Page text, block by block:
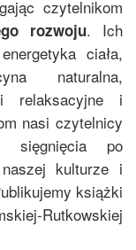
czytelnikom
rozwoju. Ich
ciała,
naturalna,
relaksacyjne i
nasi czytelnicy
sięgnięcia po
kulturze i
książki
Rutkowskiej